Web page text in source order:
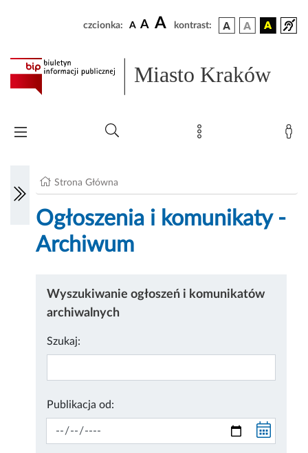
czcionka: A A A kontrast:
Miasto Kraków
Strona Główna
Ogłoszenia i komunikaty -
Archiwum
Wyszukiwanie ogłoszeń i komunikatów
archiwalnych
Szukaj:
Publikacja od: